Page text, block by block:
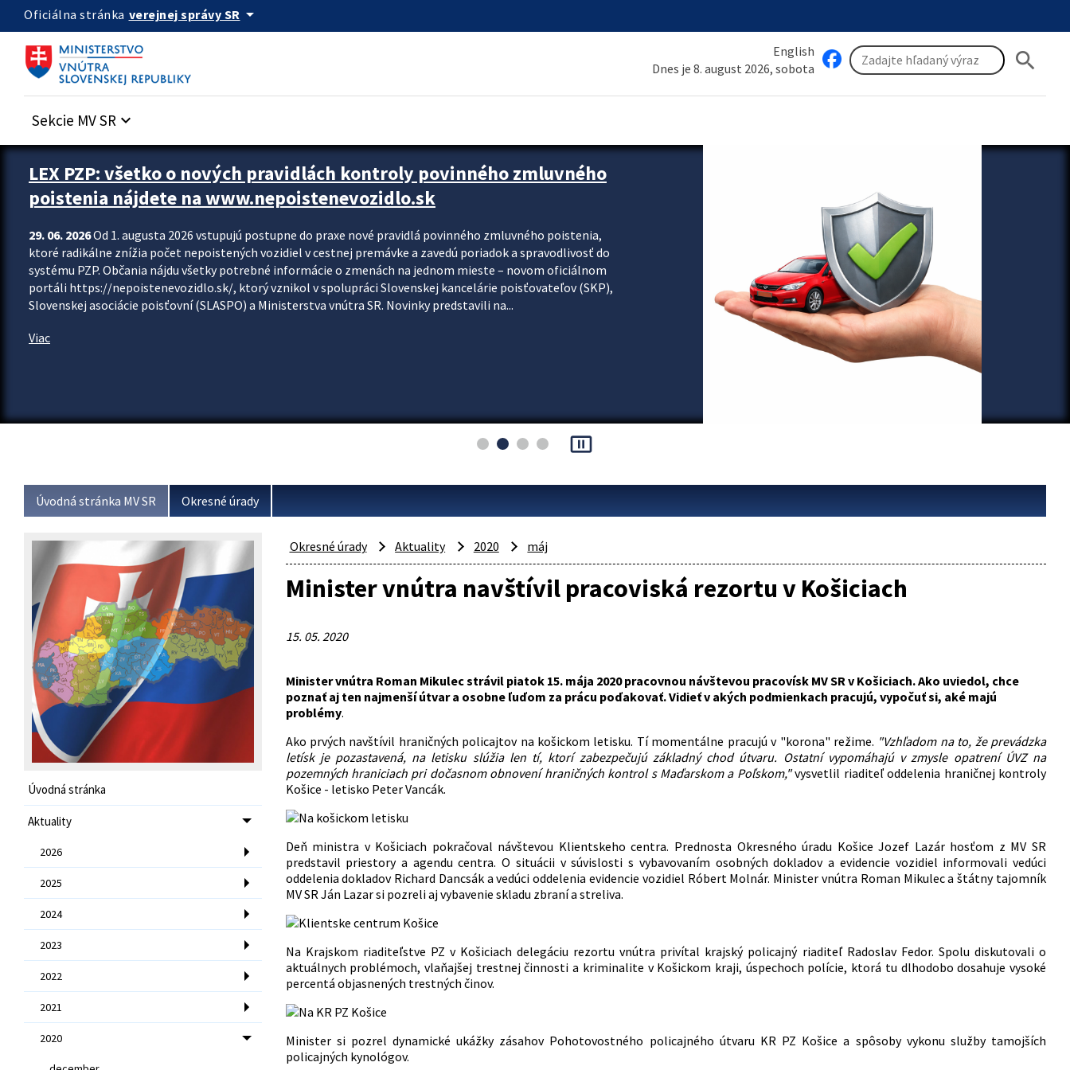
Preskocit na hlavný obsah
Oficiálna stránka verejnej správy SR arrow_drop_down
English
Dnes je 8. august 2026, sobota
search
Sekcie MV SR keyboard_arrow_down
Zastavit automatický posun upútavok
LEX PZP: všetko o nových pravidlách kontroly povinného zmluvného
poistenia nájdete na www.nepoistenevozidlo.sk
29. 06. 2026Od 1. augusta 2026 vstupujú postupne do praxe nové pravidlá povinného zmluvného poistenia,
ktoré radikálne znížia počet nepoistených vozidiel v cestnej premávke a zavedú poriadok a spravodlivosť do
systému PZP. Občania nájdu všetky potrebné informácie o zmenách na jednom mieste – novom oficiálnom
portáli https://nepoistenevozidlo.sk/, ktorý vznikol v spolupráci Slovenskej kancelárie poisťovateľov (SKP),
Slovenskej asociácie poisťovní (SLASPO) a Ministerstva vnútra SR. Novinky predstavili na...
Viac
pause_presentation
Úvodná stránka MV SR Okresné úrady
Úvodná stránka
Aktuality
2026
2025
2024
2023
2022
2021
2020
Okresné úrady Aktuality 2020 máj
Minister vnútra navštívil pracoviská rezortu v Košiciach
15. 05. 2020
Minister vnútra Roman Mikulec strávil piatok 15. mája 2020 pracovnou návštevou pracovísk MV SR v Košiciach. Ako uviedol, chce
poznať aj ten najmenší útvar a osobne ľuďom za prácu poďakovať. Vidieť v akých podmienkach pracujú, vypočuť si, aké majú
problémy.
Ako prvých navštívil hraničných policajtov na košickom letisku. Tí momentálne pracujú v "korona" režime. "Vzhľadom na to, že prevádzka
letísk je pozastavená, na letisku slúžia len tí, ktorí zabezpečujú základný chod útvaru. Ostatní vypomáhajú v zmysle opatrení ÚVZ na
pozemných hraniciach pri dočasnom obnovení hraničných kontrol s Maďarskom a Poľskom,"vysvetlil riaditeľ oddelenia hraničnej kontroly
Košice - letisko Peter Vancák.
Deň ministra v Košiciach pokračoval návštevou Klientskeho centra. Prednosta Okresného úradu Košice Jozef Lazár hosťom z MV SR
predstavil priestory a agendu centra. O situácii v súvislosti s vybavovaním osobných dokladov a evidencie vozidiel informovali vedúci
oddelenia dokladov Richard Dancsák a vedúci oddelenia evidencie vozidiel Róbert Molnár. Minister vnútra Roman Mikulec a štátny tajomník
MV SR Ján Lazar si pozreli aj vybavenie skladu zbraní a streliva.
Na Krajskom riaditeľstve PZ v Košiciach delegáciu rezortu vnútra privítal krajský policajný riaditeľ Radoslav Fedor. Spolu diskutovali o
aktuálnych problémoch, vlaňajšej trestnej činnosti a kriminalite v Košickom kraji, úspechoch polície, ktorá tu dlhodobo dosahuje vysoké
percentá objasnených trestných činov.
Minister si pozrel dynamické ukážky zásahov Pohotovostného policajného útvaru KR PZ Košice a spôsoby vykonu služby tamojších
policajných kynológov.